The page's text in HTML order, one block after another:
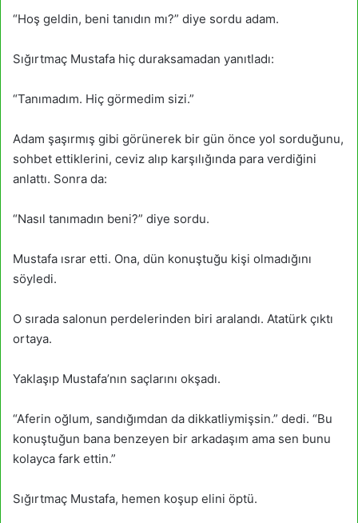
“Hoş geldin, beni tanıdın mı?” diye sordu adam.
Sığırtmaç Mustafa hiç duraksamadan yanıtladı:
“Tanımadım. Hiç görmedim sizi.”
Adam şaşırmış gibi görünerek bir gün önce yol sorduğunu,
sohbet ettiklerini, ceviz alıp karşılığında para verdiğini
anlattı. Sonra da:
“Nasıl tanımadın beni?” diye sordu.
Mustafa ısrar etti. Ona, dün konuştuğu kişi olmadığını
söyledi.
O sırada salonun perdelerinden biri aralandı. Atatürk çıktı
ortaya.
Yaklaşıp Mustafa’nın saçlarını okşadı.
“Aferin oğlum, sandığımdan da dikkatliymişsin.” dedi. “Bu
konuştuğun bana benzeyen bir arkadaşım ama sen bunu
kolayca fark ettin.”
Sığırtmaç Mustafa, hemen koşup elini öptü.